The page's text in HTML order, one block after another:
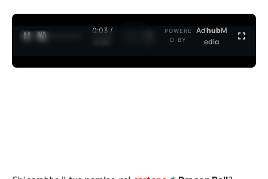
0:03 /
3:37
POWERE
D BY
AdhubM
edia